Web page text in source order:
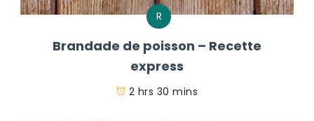
R
Brandade de poisson – Recette
express
2 hrs 30 mins